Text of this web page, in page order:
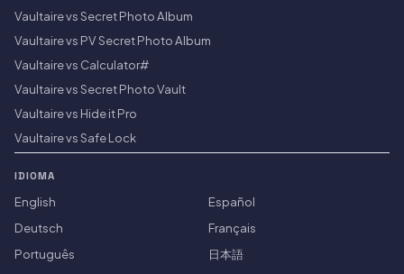
Vaultaire vs Secret Photo Album
Vaultaire vs PV Secret Photo Album
Vaultaire vs Calculator#
Vaultaire vs Secret Photo Vault
Vaultaire vs Hide it Pro
Vaultaire vs Safe Lock
IDIOMA
English
Español
Deutsch
Français
Português
日本語